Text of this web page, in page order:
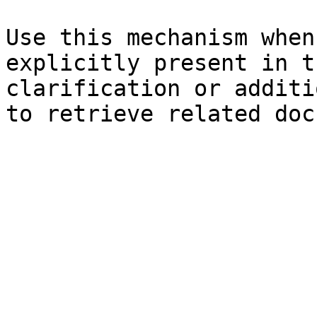
Use this mechanism
explicitly present in
clarification or